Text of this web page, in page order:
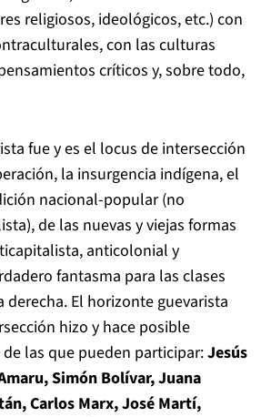
religiosos, ideológicos, etc.) con
con las culturas
críticos y, sobre todo,
fue y es el locus de intersección
la insurgencia indígena, el
nacional-popular (no
de las nuevas y viejas formas
anticolonial y
fantasma para las clases
El horizonte guevarista
hizo y hace posible
las que pueden participar:Jesús
Simón Bolívar, Juana
Carlos Marx, José Martí,